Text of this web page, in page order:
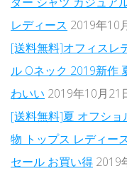
レディース 2019年10
[送料無料]オフィスレ
ル Oネック 2019新作
わいい 2019年10月21
[送料無料]夏 オフシ
物 トップス レディー
セール お買い得 2019